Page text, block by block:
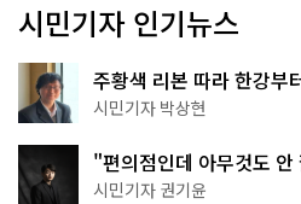
시민기자 인기뉴스
주황색 리본 따라 한강
서울둘레길 15코스
시민기자 박상현
"편의점인데 아무것도
한 편의점의 정체
시민기자 권기윤